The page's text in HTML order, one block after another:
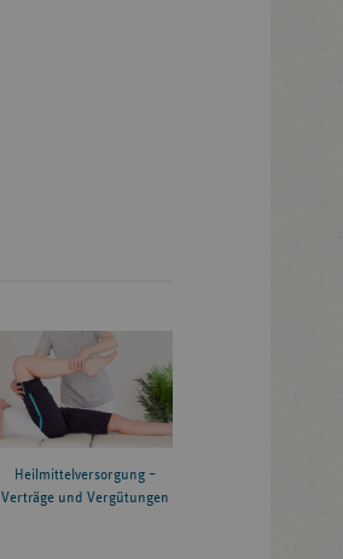
Heilmittelversorgung –
Verträge und Vergütungen